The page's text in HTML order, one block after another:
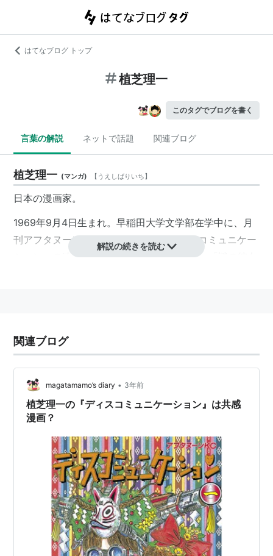
はてなブログ トップ
植芝理一
このタグでブログを書く
言葉の解説 ネットで話題 関連ブログ
植芝理一 (マンガ) 【 うえしばりいち】
日本の漫画家。
1969年9月4日生まれ。早稲田大学文学部在学中に、月
刊アフタヌーン
1992年2月号から「ディスコミュニケー
ション」の連載を始める。以降、「夢使い」「謎の彼女
ミュニケーション」「夢使い」では、民俗学や神話の意
匠、YMO、特撮や漫画、アニメなどからの引用などを
多く取り入れ、過剰とも思える背景の書き込みを行って
いた。
作品
謎の彼女X
通常版
解説の続きを読む
関連ブログ
magatamamo’s diary • 3年前
植芝理一の『ディスコミュニケーション』は共感
漫画？